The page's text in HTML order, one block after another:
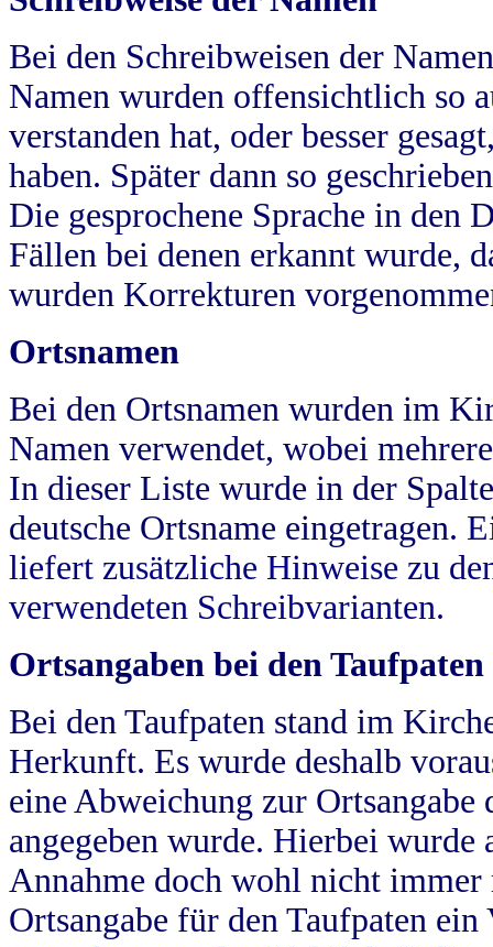
Bei den Schreibweisen der
Namen wurden offensichtlich so
verstanden hat, oder besser
haben. Später dann so
Die gesprochene Sprache in
Fällen bei denen erkannt wurde,
wurden Korrekturen
Ortsnamen
Bei den Ortsnamen wurden im
Namen verwendet, wobei
In dieser Liste wurde in der
deutsche Ortsname eingetragen.
liefert zusätzliche Hinweise zu
verwendeten Schreibvarianten.
Ortsangaben bei den Taufpaten
Bei den Taufpaten stand im
Herkunft. Es wurde deshalb
eine Abweichung zur
angegeben wurde. Hierbei wurde
Annahme doch wohl nicht
Ortsangabe für den Taufpaten